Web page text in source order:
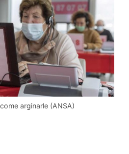
arginarle (ANSA)